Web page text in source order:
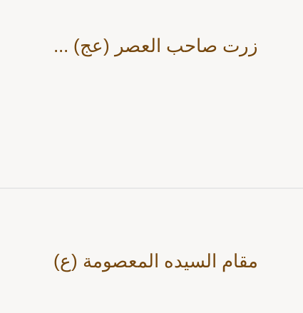
زرت صاحب العصر (عج) ...
مقام السيده المعصومة (ع)